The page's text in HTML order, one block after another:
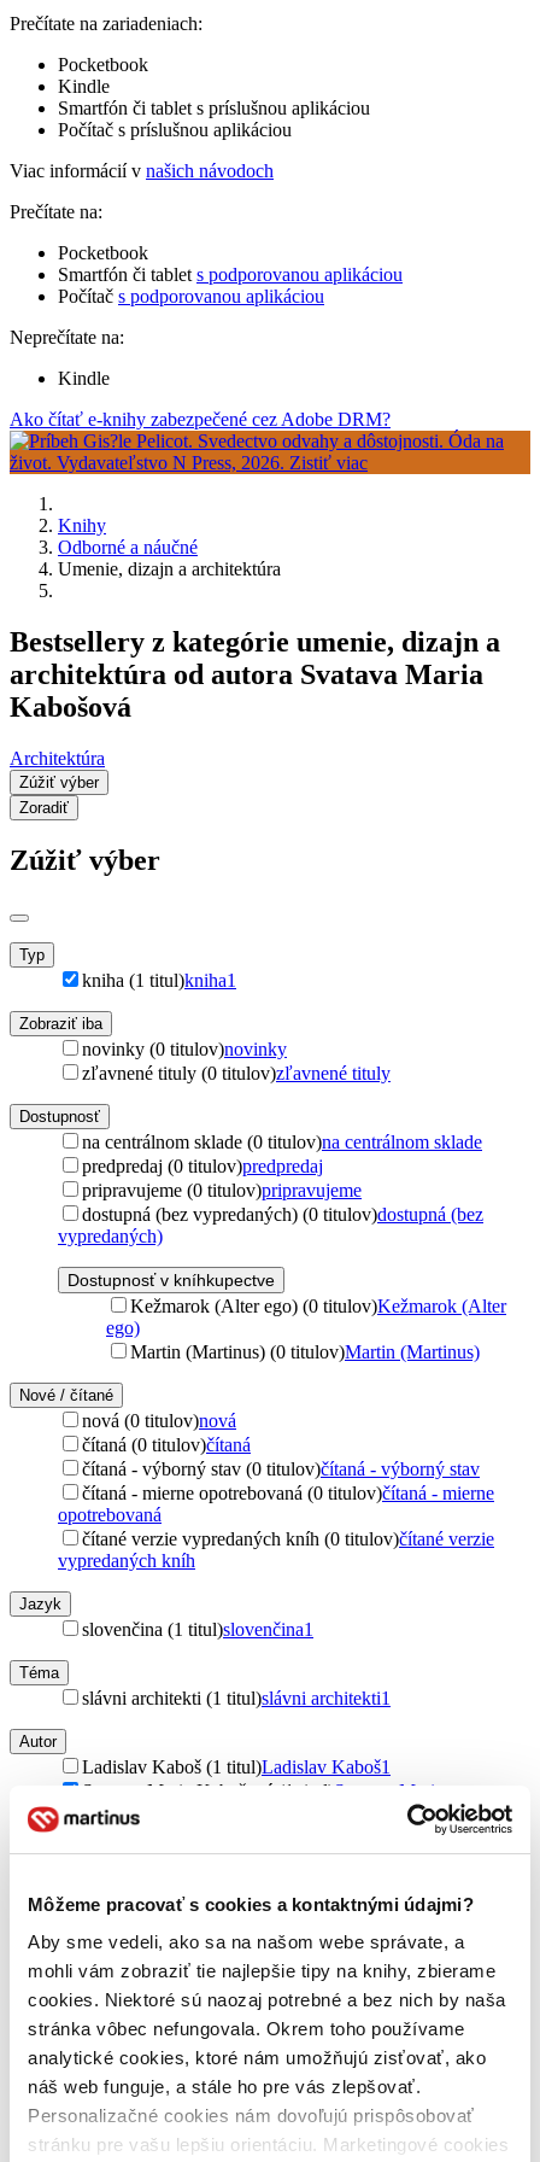
Môžeme pracovať s cookies a kontaktnými údajmi?
Aby sme vedeli, ako sa na našom webe správate, a
mohli vám zobraziť tie najlepšie tipy na knihy, zbierame
cookies. Niektoré sú naozaj potrebné a bez nich by naša
stránka vôbec nefungovala. Okrem toho používame
analytické cookies, ktoré nám umožňujú zisťovať, ako
náš web funguje, a stále ho pre vás zlepšovať.
Personalizačné cookies nám dovoľujú prispôsobovať
stránku pre vašu lepšiu orientáciu. Marketingové cookies
Prečítate na zariadeniach:
Pocketbook
Kindle
Smartfón či tablet s príslušnou aplikáciou
Počítač s príslušnou aplikáciou
Viac informácií v našich návodoch
Prečítate na:
Pocketbook
Smartfón či tablet s podporovanou aplikáciou
Počítač s podporovanou aplikáciou
Neprečítate na:
Kindle
Ako čítať e-knihy zabezpečené cez Adobe DRM?
Knihy
Odborné a náučné
Umenie, dizajn a architektúra
Bestsellery z kategórie umenie, dizajn a
architektúra od autora Svatava Maria
Kabošová
Architektúra
Zúžiť výber
Zoradiť
Zúžiť výber
Typ
kniha (1 titul)kniha1
Zobraziť iba
novinky (0 titulov)novinky
zľavnené tituly (0 titulov)zľavnené tituly
Dostupnosť
na centrálnom sklade (0 titulov)na centrálnom sklade
predpredaj (0 titulov)predpredaj
pripravujeme (0 titulov)pripravujeme
dostupná (bez vypredaných) (0 titulov)dostupná (bez
vypredaných)
Dostupnosť v kníhkupectve
Kežmarok (Alter ego) (0 titulov)Kežmarok (Alter
ego)
Martin (Martinus) (0 titulov)Martin (Martinus)
Nové / čítané
nová (0 titulov)nová
čítaná (0 titulov)čítaná
čítaná - výborný stav (0 titulov)čítaná - výborný stav
čítaná - mierne opotrebovaná (0 titulov)čítaná - mierne
opotrebovaná
čítané verzie vypredaných kníh (0 titulov)čítané verzie
vypredaných kníh
Jazyk
slovenčina (1 titul)slovenčina1
Téma
slávni architekti (1 titul)slávni architekti1
Autor
Ladislav Kaboš (1 titul)Ladislav Kaboš1
Svatava Maria Kabošová (1 titul) Svatava Maria
Kabošová1
Vydavateľstvo
pevná väzba (1 titul)pevná väzba1
Zúžiť výber
Zoradiť